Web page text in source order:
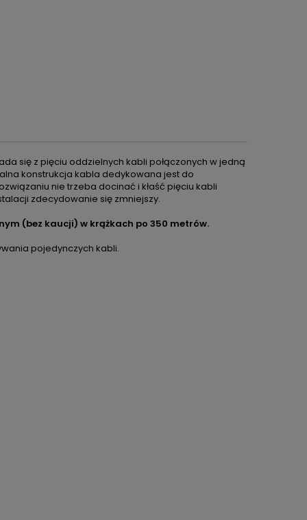
się z pięciu oddzielnych kabli połączonych w jedną
konstrukcja kabla dedykowana jest do
nie trzeba docinać i kłaść pięciu kabli
zdecydowanie się zmniejszy.
(bez kaucji) w krążkach po 350 metrów.
pojedynczych kabli.